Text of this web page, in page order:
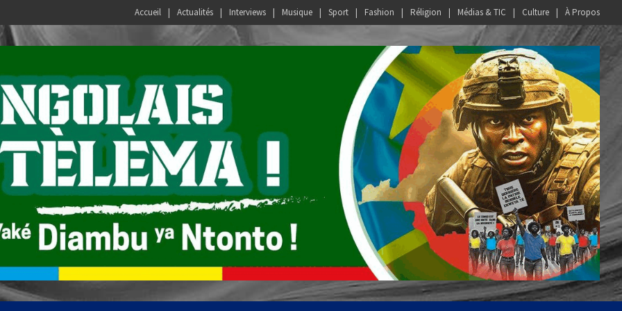
Accueil Actualités Interviews Musique Sport Fashion Réligion Médias & TIC Culture À Propos